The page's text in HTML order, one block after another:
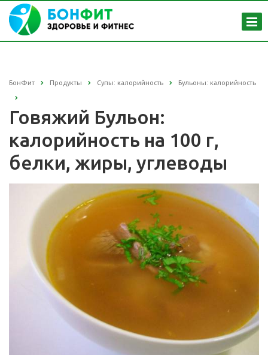
БонФит Продукты Супы: калорийность Бульоны: калорийность
Говяжий Бульон:
калорийность на 100 г,
белки, жиры, углеводы